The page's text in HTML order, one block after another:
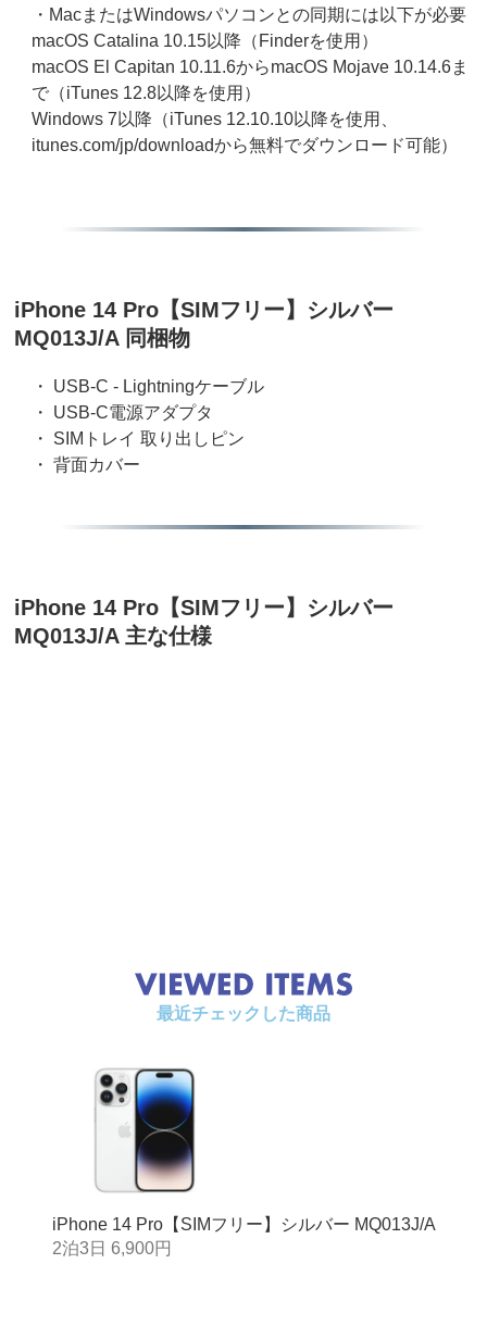
・MacまたはWindowsパソコンとの同期には以下が必要
macOS Catalina 10.15以降（Finderを使用）
macOS El Capitan 10.11.6からmacOS Mojave 10.14.6ま
で（iTunes 12.8以降を使用）
Windows 7以降（iTunes 12.10.10以降を使用、
itunes.com/jp/downloadから無料でダウンロード可能）
iPhone 14 Pro【SIMフリー】シルバー
MQ013J/A 同梱物
・ USB-C - Lightningケーブル
・ USB-C電源アダプタ
・ SIMトレイ 取り出しピン
・ 背面カバー
iPhone 14 Pro【SIMフリー】シルバー
MQ013J/A 主な仕様
最近チェックした商品
iPhone 14 Pro【SIMフリー】シルバー MQ013J/A
2泊3日 6,900円